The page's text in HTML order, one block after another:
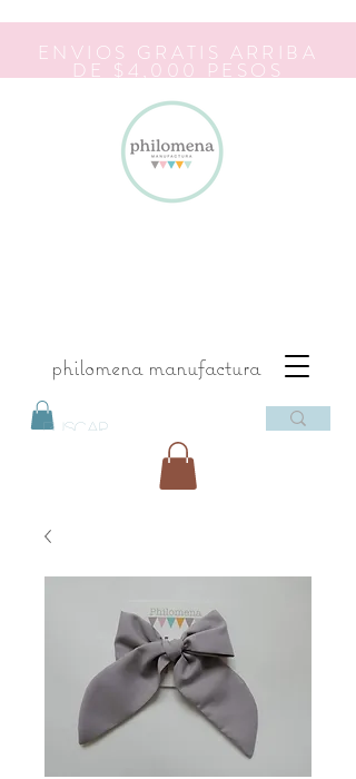
philomena manufactura
ENVIOS GRATIS ARRIBA
DE $4,000 PESOS